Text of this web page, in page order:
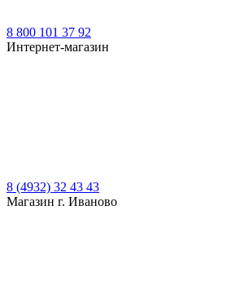
8 800 101 37 92
Интернет-магазин
8 (4932) 32 43 43
Магазин г. Иваново